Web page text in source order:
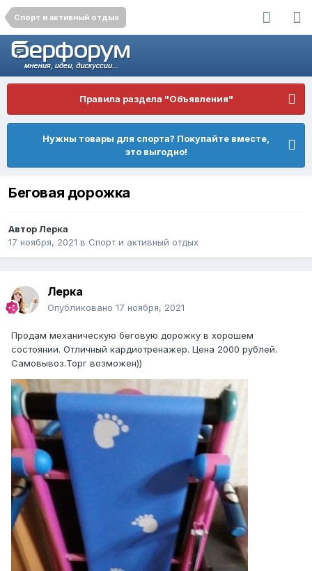
Спорт и активный отдых
Правила раздела "Объявления"
Нужны товары для спорта? Покупайте вместе,
это выгодно!
Беговая дорожка
АвторЛерка
17 ноября, 2021 в Спорт и активный отдых
Лерка
Опубликовано 17 ноября, 2021
Продам механическую беговую дорожку в хорошем
состоянии. Отличный кардиотренажер. Цена 2000 рублей.
Самовывоз.Торг возможен))